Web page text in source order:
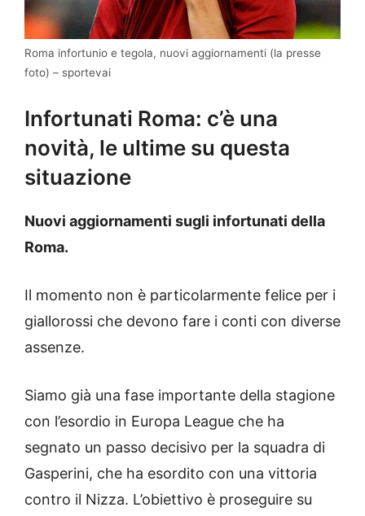
Roma infortunio e tegola, nuovi aggiornamenti (la presse
foto) – sportevai
Infortunati Roma: c’è una
novità, le ultime su questa
situazione
Nuovi aggiornamenti sugli infortunati della
Roma.
Il momento non è particolarmente felice per i
giallorossi che devono fare i conti con diverse
assenze.
Siamo già una fase importante della stagione
con l’esordio in Europa League che ha
segnato un passo decisivo per la squadra di
Gasperini, che ha esordito con una vittoria
contro il Nizza. L’obiettivo è proseguire su